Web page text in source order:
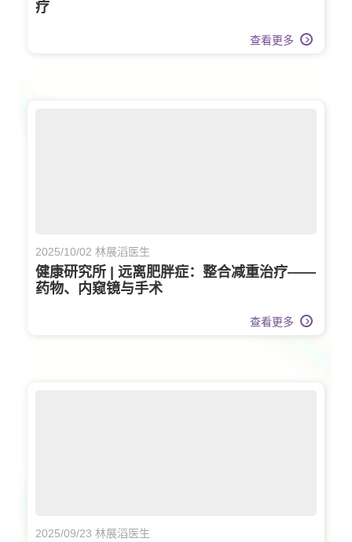
疗
查看更多
2025/10/02 林展滔医生
健康研究所 | 远离肥胖症：整合减重治疗——
药物、内窥镜与手术
查看更多
2025/09/23 林展滔医生